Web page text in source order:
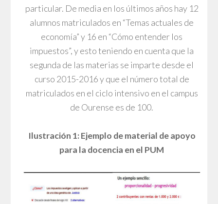
particular. De media en los últimos años hay 12
alumnos matriculados en “Temas actuales de
economía” y 16 en “Cómo entender los
impuestos”, y esto teniendo en cuenta que la
segunda de las materias se imparte desde el
curso 2015-2016 y que el número total de
matriculados en el ciclo intensivo en el campus
de Ourense es de 100.
Ilustración 1: Ejemplo de material de apoyo
para la docencia en el PUM